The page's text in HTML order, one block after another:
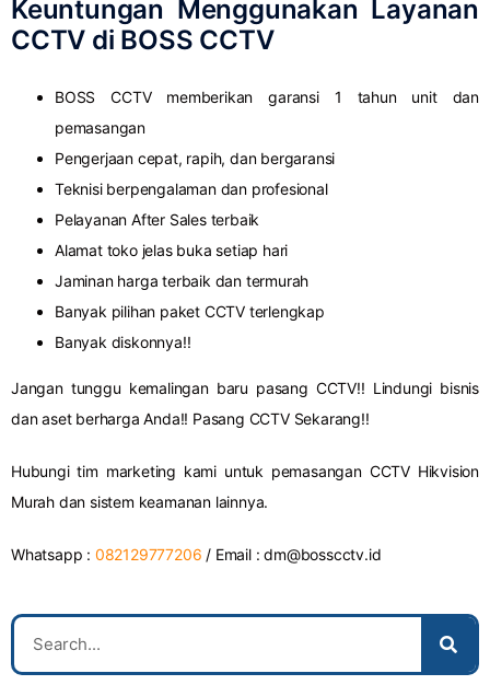
Keuntungan Menggunakan Layanan
CCTV di BOSS CCTV
BOSS CCTV memberikan garansi 1 tahun unit dan
pemasangan
Pengerjaan cepat, rapih, dan bergaransi
Teknisi berpengalaman dan profesional
Pelayanan After Sales terbaik
Alamat toko jelas buka setiap hari
Jaminan harga terbaik dan termurah
Banyak pilihan paket CCTV terlengkap
Banyak diskonnya!!
Jangan tunggu kemalingan baru pasang CCTV!! Lindungi bisnis
dan aset berharga Anda!! Pasang CCTV Sekarang!!
Hubungi tim marketing kami untuk pemasangan CCTV Hikvision
Murah dan sistem keamanan lainnya.
Whatsapp : 082129777206 / Email :dm@bosscctv.id